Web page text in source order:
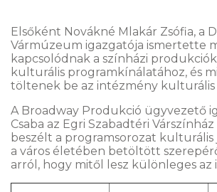
Elsőként Novákné Mlakár Zsófia, a
Vármúzeum igazgatója ismertette
kapcsolódnak a színházi
kulturális programkínálatához, és
töltenek be az intézmény
A Broadway Produkció ügyvezető
Csaba az Egri Szabadtéri
beszélt a programsorozat
a város életében betöltött
arról, hogy mitől lesz különleges az